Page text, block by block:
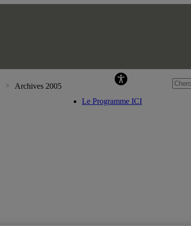
Archives 2005
Le Programme ICI